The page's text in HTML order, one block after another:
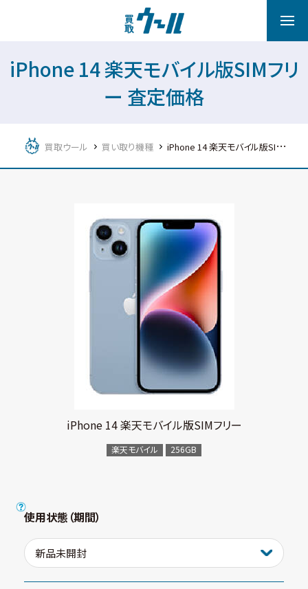
iPhone 14 楽天モバイル版SIMフリ
ー 査定価格
買取ウール 買い取り機種 iPhone 14 楽天モバイル版SIMフリー
iPhone 14 楽天モバイル版SIMフリー
楽天モバイル 256GB
使用状態（期間）